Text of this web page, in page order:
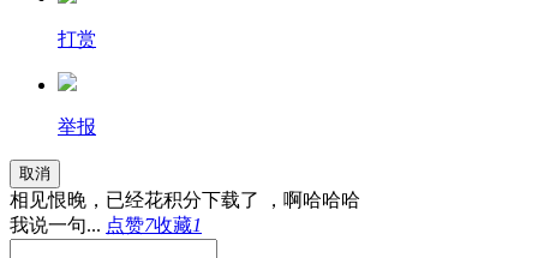
打赏
举报
取消
相见恨晚，已经花积分下载了 ，啊哈哈哈
我说一句... 点赞7收藏1